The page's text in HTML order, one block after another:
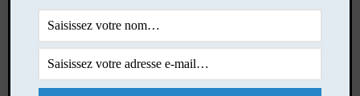
juin 2017
mai 2017
avril 2017
mars 2017